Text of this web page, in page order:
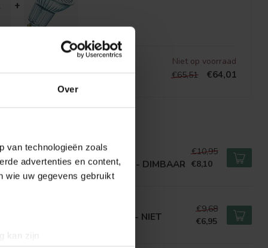
Over
van technologieën zoals
advertenties en content,
wie uw gegevens gebruikt
kan zijn
+
Niet op voorraad
€65,51
€64,01
GU10 LED Spot 4.6-50W - DIMBAAR
€10,95
€8,10
GU10 LED spot 4.6-50W - NIET
€9,68
€6,95